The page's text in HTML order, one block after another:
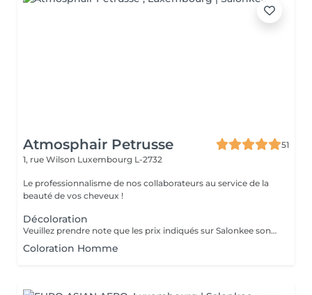
Atmosphair Petrusse
51
1, rue Wilson Luxembourg L-2732
Le professionnalisme de nos collaborateurs au service de la
beauté de vos cheveux !
Décoloration
Veuillez prendre note que les prix indiqués sur Salonkee sont communiqués à titre informatif et s'entendent de base. Ces derniers sont susceptibles de varier selon le diagnostic réalisé à votre arrivée au salon et l'expertise du professionnel à qui vous confiez votre beauté. Dans tous les cas, un devis précis vous sera proposé et toutes réalisations de prestations seront effectuées avec votre accord. Un grand merci d'avance pour votre compréhension. Au plaisir de vous recevoir très vite.
Coloration Homme